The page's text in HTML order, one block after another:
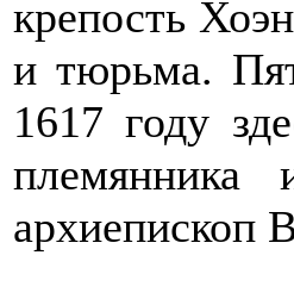
крепость
и тюрьма.
1617 году
племянника
архиепископ